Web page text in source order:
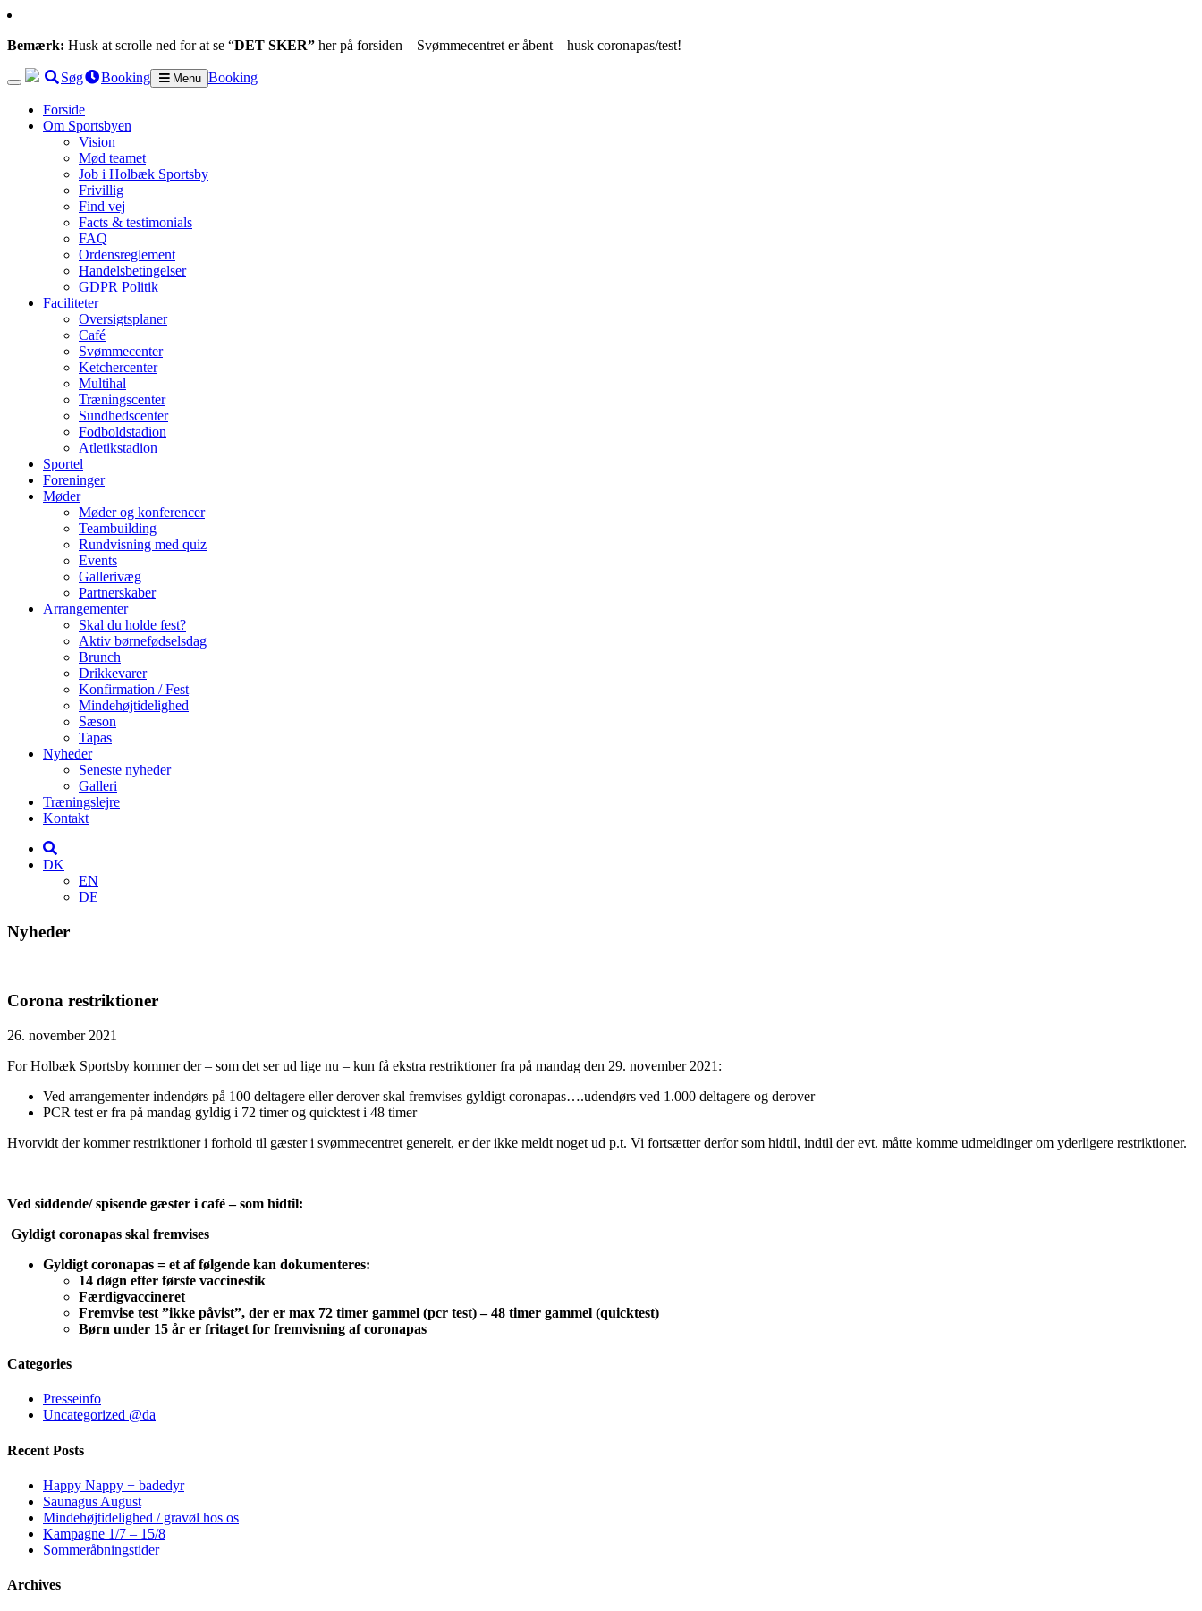
Bemærk: Husk at scrolle ned for at se “DET SKER” her på forsiden – Svømmecentret er åbent – husk coronapas/test!
Søg Booking Menu Booking
Forside
Om Sportsbyen
Vision
Mød teamet
Job i Holbæk Sportsby
Frivillig
Find vej
Facts & testimonials
FAQ
Ordensreglement
Handelsbetingelser
GDPR Politik
Faciliteter
Oversigtsplaner
Café
Svømmecenter
Ketchercenter
Multihal
Træningscenter
Sundhedscenter
Fodboldstadion
Atletikstadion
Sportel
Foreninger
Møder
Møder og konferencer
Teambuilding
Rundvisning med quiz
Events
Gallerivæg
Partnerskaber
Arrangementer
Skal du holde fest?
Aktiv børnefødselsdag
Brunch
Drikkevarer
Konfirmation / Fest
Mindehøjtidelighed
Sæson
Tapas
Nyheder
Seneste nyheder
Galleri
Træningslejre
Kontakt
DK
EN
DE
Nyheder
Corona restriktioner
26. november 2021
For Holbæk Sportsby kommer der – som det ser ud lige nu – kun få ekstra restriktioner fra på mandag den 29. november 2021:
Ved arrangementer indendørs på 100 deltagere eller derover skal fremvises gyldigt coronapas….udendørs ved 1.000 deltagere og derover
PCR test er fra på mandag gyldig i 72 timer og quicktest i 48 timer
Hvorvidt der kommer restriktioner i forhold til gæster i svømmecentret generelt, er der ikke meldt noget ud p.t. Vi fortsætter derfor som hidtil, indtil der evt. måtte komme udmeldinger om yderligere restriktioner.
Ved siddende/ spisende gæster i café – som hidtil:
Gyldigt coronapas skal fremvises
Gyldigt coronapas = et af følgende kan dokumenteres:
14 døgn efter første vaccinestik
Færdigvaccineret
Fremvise test ”ikke påvist”, der er max 72 timer gammel (pcr test) – 48 timer gammel (quicktest)
Børn under 15 år er fritaget for fremvisning af coronapas
Categories
Presseinfo
Uncategorized @da
Recent Posts
Happy Nappy + badedyr
Saunagus August
Mindehøjtidelighed / gravøl hos os
Kampagne 1/7 – 15/8
Sommeråbningstider
Archives